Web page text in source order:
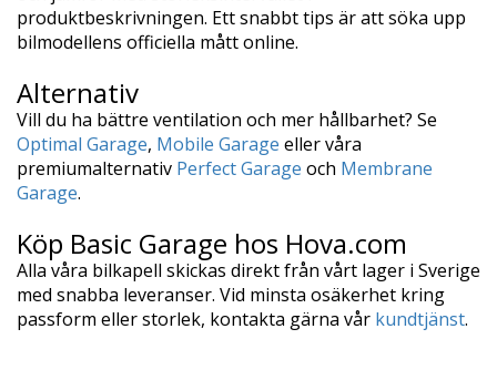
produktbeskrivningen. Ett snabbt tips är att söka upp
bilmodellens officiella mått online.
Alternativ
Vill du ha bättre ventilation och mer hållbarhet? Se
Optimal Garage, Mobile Garage eller våra
premiumalternativ Perfect Garage och Membrane
Garage.
Köp Basic Garage hos Hova.com
Alla våra bilkapell skickas direkt från vårt lager i Sverige
med snabba leveranser. Vid minsta osäkerhet kring
passform eller storlek, kontakta gärna vår kundtjänst.